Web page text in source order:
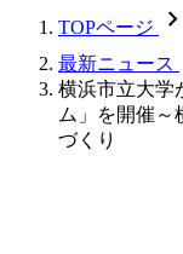
TOPページ chevron_forward
最新ニュース
横浜市立大学
ム」を開催～
づくり